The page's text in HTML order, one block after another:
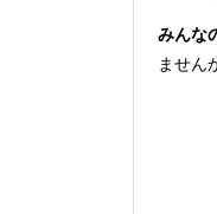
みんな
ません